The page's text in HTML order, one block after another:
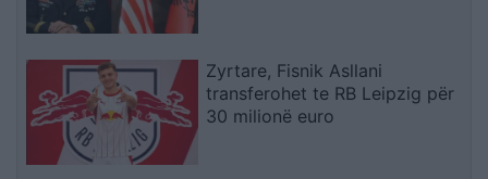
Zyrtare, Fisnik Asllani
transferohet te RB Leipzig për
30 milionë euro